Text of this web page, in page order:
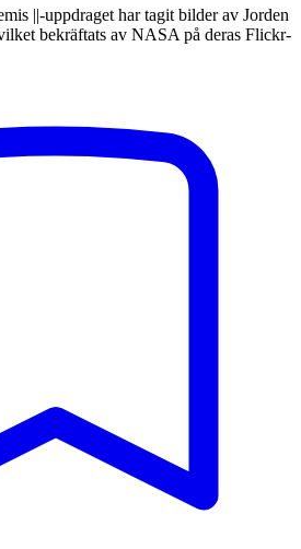
||-uppdraget har tagit bilder av Jorden
bekräftats av NASA på deras Flickr-